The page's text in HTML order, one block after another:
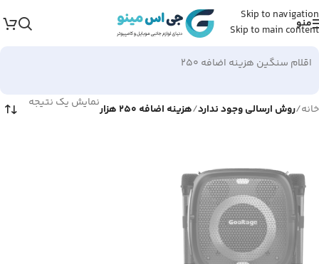
Skip to navigation
Skip to main content
منو
اقلام سنگین هزینه اضافه 250
خانه/روش ارسالی وجود ندارد/هزینه اضافه 250 هزار نمایش یک نتیجه